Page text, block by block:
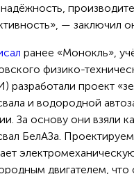
— заключил
ранее «Монокль»,
физико-
разработали проект
и водородной
За основу они взяли
БелАЗа.
двигателем, что